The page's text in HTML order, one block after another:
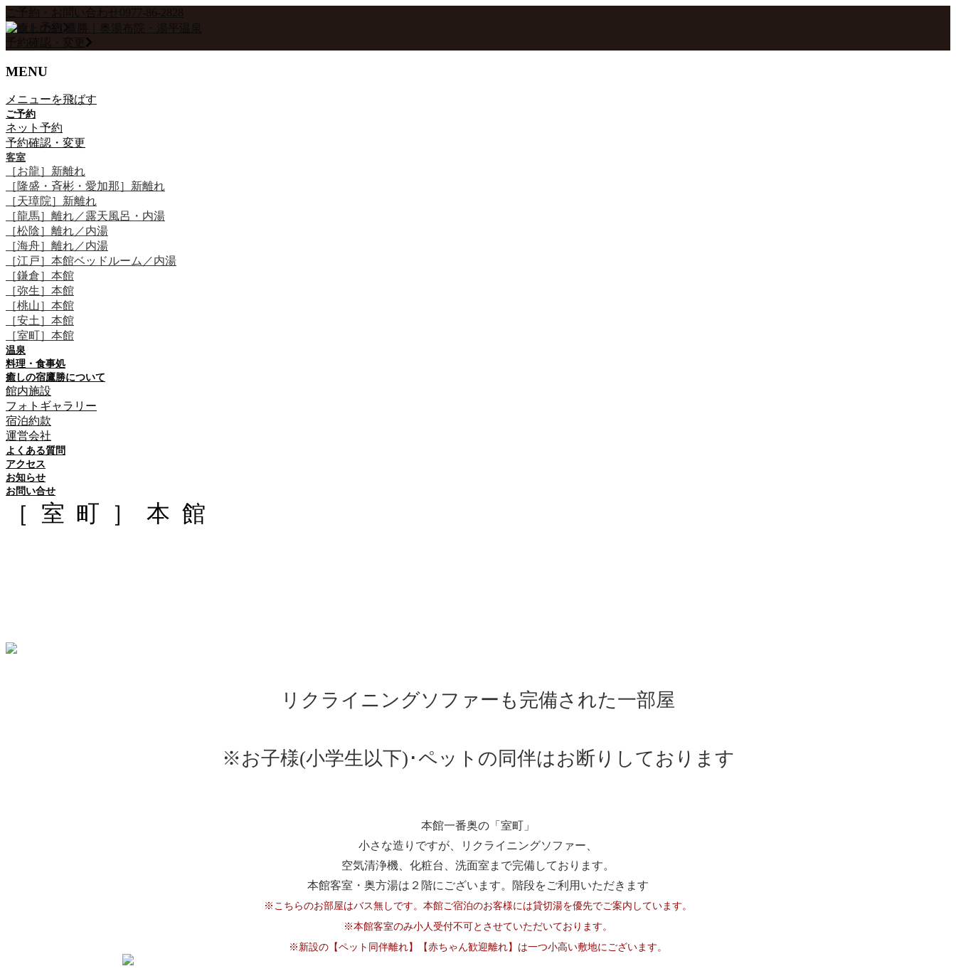
ご予約・お問い合わせ 0977-86-2828
ネット予約
予約確認・変更
MENU
メニューを飛ばす
ご予約
ネット予約
予約確認・変更
客室
［お龍］新離れ
［隆盛・斉彬・愛加那］新離れ
［天璋院］新離れ
［龍馬］離れ／露天風呂・内湯
［松陰］離れ／内湯
［海舟］離れ／内湯
［江戸］本館ベッドルーム／内湯
［鎌倉］本館
［弥生］本館
［桃山］本館
［安土］本館
［室町］本館
温泉
料理・食事処
癒しの宿鷹勝について
館内施設
フォトギャラリー
宿泊約款
運営会社
よくある質問
アクセス
お知らせ
お問い合せ
［室町］本館
リクライニングソファーも完備された一部屋
※お子様(小学生以下)･ペットの同伴はお断りしております
本館一番奥の「室町」
小さな造りですが、リクライニングソファー、
空気清浄機、化粧台、洗面室まで完備しております。
本館客室・奥方湯は２階にございます。階段をご利用いただきます
※こちらのお部屋はバス無しです。本館ご宿泊のお客様には貸切湯を優先でご案内しています。
※本館客室のみ小人受付不可とさせていただいております。
※新設の【ペット同伴離れ】【赤ちゃん歓迎離れ】は一つ小高い敷地にございます。